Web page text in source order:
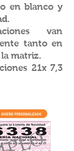
en blanco y
van
tanto en
matriz.
21x 7,3